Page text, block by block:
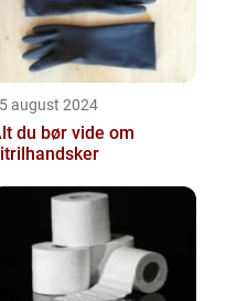
august 2024
du bør vide om